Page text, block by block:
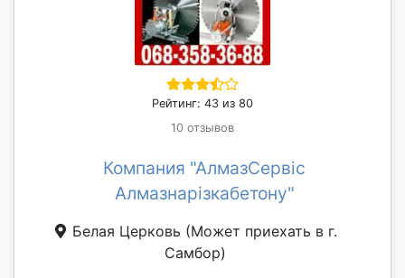
Рейтинг: 43 из 80
10 отзывов
Компания "АлмазСервіс
Алмазнарізкабетону"
Белая Церковь (Может приехать в г.
Самбор)